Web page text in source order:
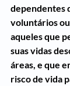
dependentes
voluntários
aqueles que
suas vidas
áreas, e que
risco de vida